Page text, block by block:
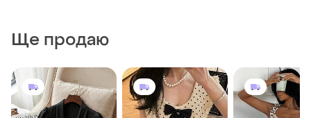
Ще продаю